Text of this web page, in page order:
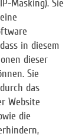
Masking). Sie
in diesem
dieser
Sie
das
Website
die